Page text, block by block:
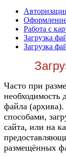
Оформление
Работа с
Загрузка
Загрузка
Часто при
необходимость
файла (архива).
способами,
сайта, или на
размещённых